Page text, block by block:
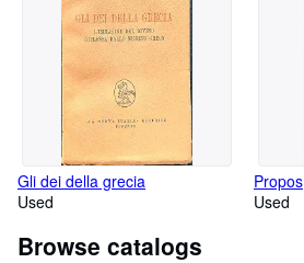
Gli dei della grecia
Used
Propos
Used
Browse catalogs